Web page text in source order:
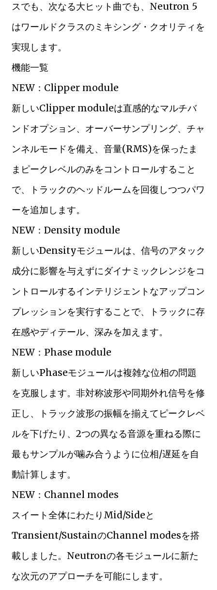
スでも、次なる大ヒット曲でも、Neutron 5
はワールドクラスのミキシング・クオリティを
実現します。
機能一覧
NEW：Clipper module
新しいClipper moduleは直感的なマルチバ
ンドオプション、オーバーサンプリング、チャ
ンネルモードを備え、音量(RMS)を保ったま
まピークレベルのみをコントロールすること
で、トラックのヘッドルームを回復しつつパワ
ーを追加します。
NEW：Density module
新しいDensityモジュールは、信号のアタック
成分に影響を与えずにダイナミックレンジをコ
ントロールするインテリジェントなアップコン
プレッションを実行することで、トラックに存
在感やディテール、深みを加えます。
NEW：Phase module
新しいPhaseモジュールは複雑な位相の問題
を克服します。非対称波形や同期外れ信号を修
正し、トラック波形の振幅を揃えてピークレベ
ルを下げたり、2つの異なる音源を重ねる際に
最もサンプルが噛み合うように位相/遅延を自
動計算します。
NEW：Channel modes
スイート全体にわたりMid/Sideと
Transient/SustainのChannel modesを搭
載しました。Neutronの各モジュールに新た
な次元のアプローチを可能にします。